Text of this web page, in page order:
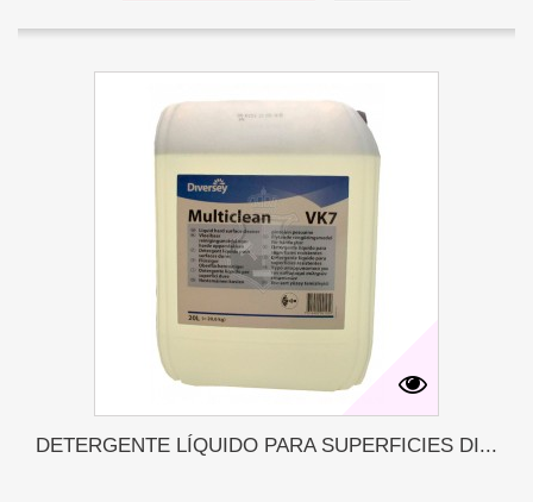
DETERGENTE LÍQUIDO PARA SUPERFICIES DI...